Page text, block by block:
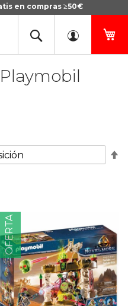
en compras ≥50€
OFERTA